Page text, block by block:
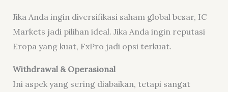
Jika Anda ingin diversifikasi saham global besar, IC
Markets jadi pilihan ideal. Jika Anda ingin reputasi
Eropa yang kuat, FxPro jadi opsi terkuat.
Withdrawal & Operasional
Ini aspek yang sering diabaikan, tetapi sangat